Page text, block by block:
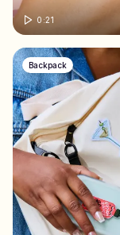
0:21
Backpack